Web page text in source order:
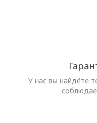
У нас вы найдёте